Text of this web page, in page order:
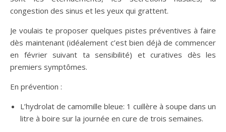
congestion des sinus et les yeux qui grattent.
Je voulais te proposer quelques pistes préventives à faire
dès maintenant (idéalement c’est bien déjà de commencer
en février suivant ta sensibilité) et curatives dès les
premiers symptômes.
En prévention :
L’hydrolat de camomille bleue: 1 cuillère à soupe dans un
litre à boire sur la journée en cure de trois semaines.